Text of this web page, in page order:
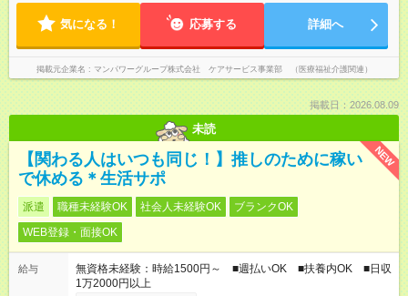
気になる！ 応募する 詳細へ
掲載元企業名 マンパワーグループ株式会社 ケアサービス事業部 （医療福祉介護関連）
掲載日：2026.08.09
未読
NEW
【関わる人はいつも同じ！】推しのために稼い
で休める＊生活サポ
派遣 職種未経験OK 社会人未経験OK
ブランクOK
WEB登録・面接OK
給与
無資格未経験：時給1500円～ ■週払いOK ■扶養内OK ■日収
1万2000円以上